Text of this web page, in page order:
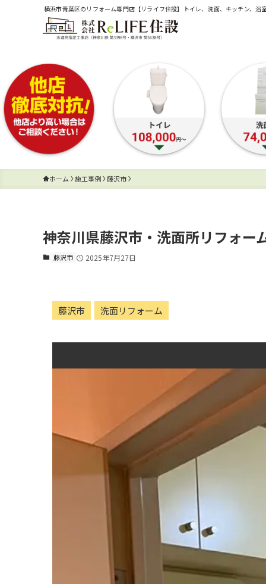
横浜市青葉区のリフォーム専門店【リライフ住設】トイレ、洗面、キッチン、浴
ホーム 施工事例 藤沢市
神奈川県藤沢市・洗面所リフォー
藤沢市 2025年7月27日
藤沢市 洗面リフォーム